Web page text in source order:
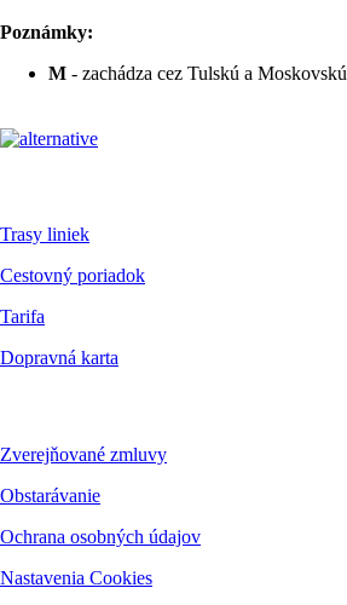
Poznámky:
M - zachádza cez Tulskú a Moskovskú
Trasy liniek
Cestovný poriadok
Tarifa
Dopravná karta
Zverejňované zmluvy
Obstarávanie
Ochrana osobných údajov
Nastavenia Cookies